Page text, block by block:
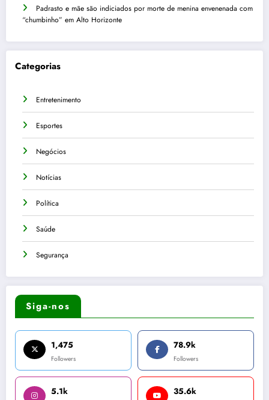
Padrasto e mãe são indiciados por morte de menina envenenada com
“chumbinho” em Alto Horizonte
Categorias
Entretenimento
Esportes
Negócios
Notícias
Política
Saúde
Segurança
Siga-nos
1,475
Followers
78.9k
Followers
5.1k 35.6k